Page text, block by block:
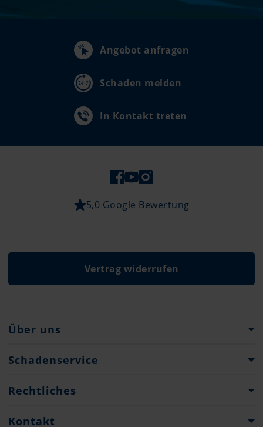
Angebot anfragen
Schaden melden
In Kontakt treten
5,0 Google Bewertung
Vertrag widerrufen
Über uns
Pantaenius Gruppe
Presse
Schadenservice
Verhalten im Schadenfall
Rechtliches
Impressum & Rechtliche Hinweise
Kontakt